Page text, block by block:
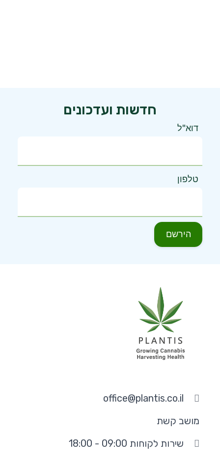
חדשות ועדכונים
דוא"ל
טלפון
הירשם
office@plantis.co.il
מושב קשת
שירות לקוחות 09:00 - 18:00